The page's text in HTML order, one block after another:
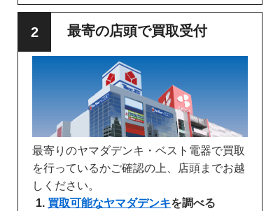
最寄の店頭で買取受付
最寄りのヤマダデンキ・ベスト電器で買取
を行っているかご確認の上、店頭までお越
しください。
買取可能なヤマダデンキを調べる